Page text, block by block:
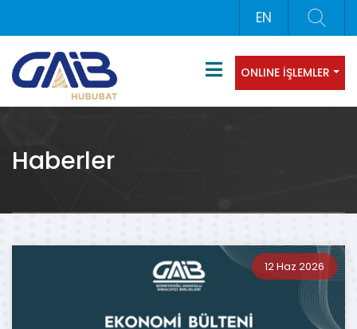
EN
ONLINE İŞLEMLER
Haberler
12 Haz 2026